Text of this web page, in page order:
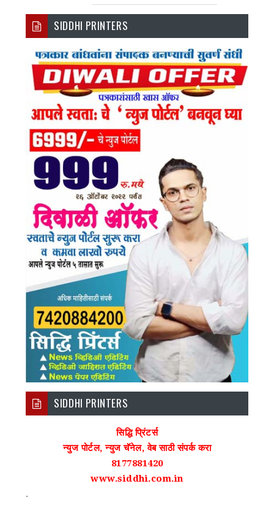
Fac
Ebo
Ok
Twi
Inst
Am
You
E
SIDDHI PRINTERS
SIDDHI PRINTERS
सिद्धि प्रिंटर्स
न्युज पोर्टल, न्युज चॅनेल, वेब साठी संपर्क करा
8177881420
www.siddhi.com.in
.